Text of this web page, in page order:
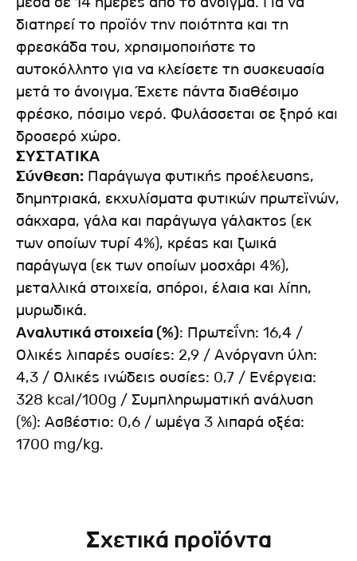
διατηρεί το προϊόν την ποιότητα και τη
φρεσκάδα του, χρησιμοποιήστε το
αυτοκόλλητο για να κλείσετε τη συσκευασία
μετά το άνοιγμα. Έχετε πάντα διαθέσιμο
φρέσκο, πόσιμο νερό. Φυλάσσεται σε ξηρό και
δροσερό χώρο.
ΣΥΣΤΑΤΙΚΑ
Σύνθεση: Παράγωγα φυτικής προέλευσης,
δημητριακά, εκχυλίσματα φυτικών πρωτεϊνών,
σάκχαρα, γάλα και παράγωγα γάλακτος (εκ
των οποίων τυρί 4%), κρέας και ζωικά
παράγωγα (εκ των οποίων μοσχάρι 4%),
μεταλλικά στοιχεία, σπόροι, έλαια και λίπη,
μυρωδικά.
Αναλυτικά στοιχεία (%): Πρωτεΐνη: 16,4 /
Ολικές λιπαρές ουσίες: 2,9 / Ανόργανη ύλη:
4,3 / Ολικές ινώδεις ουσίες: 0,7 / Ενέργεια:
328 kcal/100g / Συμπληρωματική ανάλυση
(%): Ασβέστιο: 0,6 / ωμέγα 3 λιπαρά οξέα:
1700 mg/kg.
Σχετικά προϊόντα